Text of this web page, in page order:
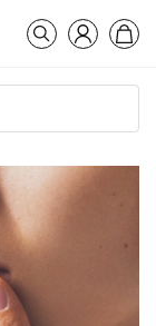
Vyhľadávanie
Košík